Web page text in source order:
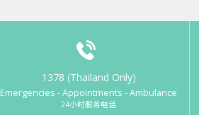
1378 (Thailand Only)
Emergencies - Appointments - Ambulance
24小时服务电话